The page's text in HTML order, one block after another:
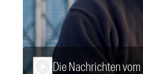
Die Nachrichten